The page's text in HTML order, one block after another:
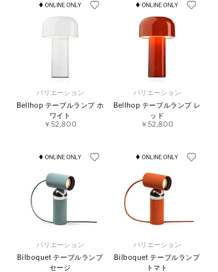
バリエーション
Bellhop テーブルランプ ホ
ワイト
￥52,800
バリエーション
Bellhop テーブルランプ レ
ッド
￥52,800
バリエーション
Bilboquet テーブルランプ
セージ
バリエーション
Bilboquet テーブルランプ
トマト